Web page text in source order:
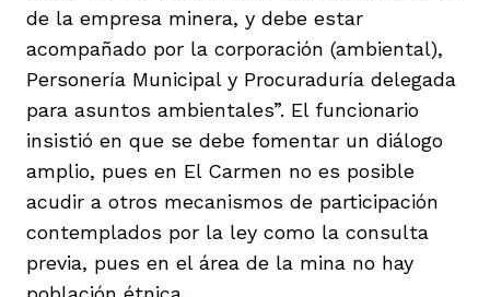
de la empresa minera, y debe estar
acompañado por la corporación (ambiental),
Personería Municipal y Procuraduría delegada
para asuntos ambientales”. El funcionario
insistió en que se debe fomentar un diálogo
amplio, pues en El Carmen no es posible
acudir a otros mecanismos de participación
contemplados por la ley como la consulta
previa, pues en el área de la mina no hay